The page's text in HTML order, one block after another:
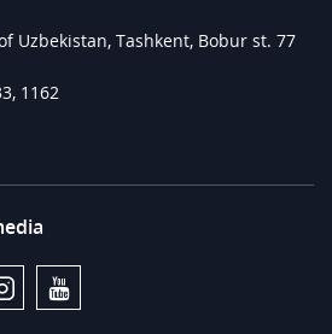
Uzbekistan, Tashkent, Bobur st. 77
1162